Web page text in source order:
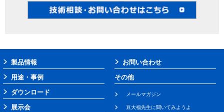
製品情報
用途・事例
ダウンロード
展示会
お問い合わせ
その他
メールマガジン
豆大福先生に聞いてみようよ